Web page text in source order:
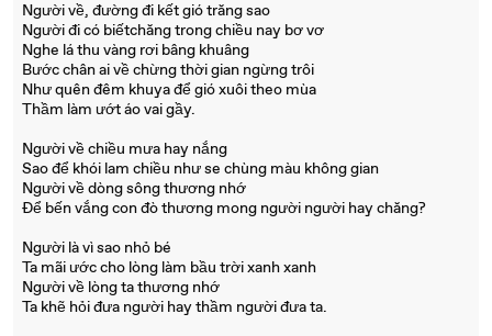
Người về, đường đi kết gió trăng sao
Người đi có biếtchăng trong chiều nay bơ vơ
Nghe lá thu vàng rơi bâng khuâng
Bước chân ai về chừng thời gian ngừng trôi
Như quên đêm khuya để gió xuôi theo mùa
Thầm làm ướt áo vai gầy.
Người về chiều mưa hay nắng
Sao để khói lam chiều như se chùng màu không gian
Người về dòng sông thương nhớ
Để bến vắng con đò thương mong người người hay chăng?
Người là vì sao nhỏ bé
Ta mãi ước cho lòng làm bầu trời xanh xanh
Người về lòng ta thương nhớ
Ta khẽ hỏi đưa người hay thầm người đưa ta.